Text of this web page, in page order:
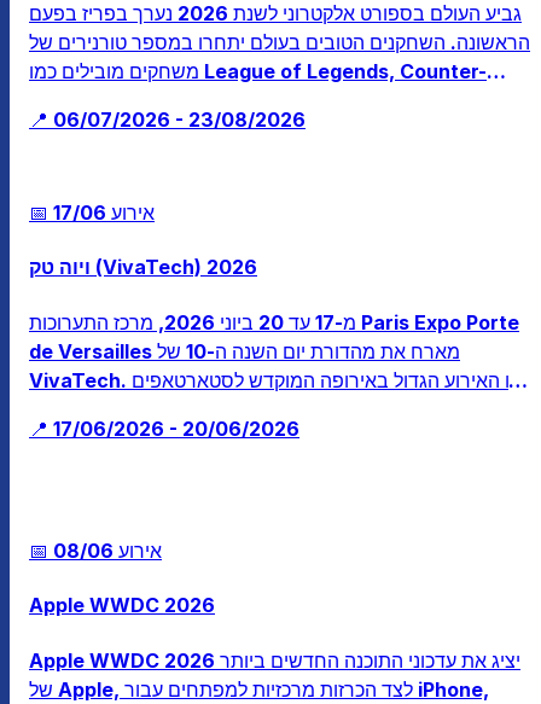
גביע העולם בספורט אלקטרוני לשנת 2026 נערך בפריז בפעם
הראשונה. השחקנים הטובים בעולם יתחרו במספר טורנירים של
משחקים מובילים כמו League of Legends, Counter-
📍 06/07/2026 - 23/08/2026
📅 אירוע 17/06
ויוה טק (VivaTech) 2026
מ-17 עד 20 ביוני 2026, מרכז התערוכות Paris Expo Porte
de Versailles מארח את מהדורת יום השנה ה-10 של
VivaTech. זהו האירוע הגדול באירופה המוקדש לסטארטאפים
📍 17/06/2026 - 20/06/2026
📅 אירוע 08/06
Apple WWDC 2026
Apple WWDC 2026 יציג את עדכוני התוכנה החדשים ביותר
של Apple, לצד הכרזות מרכזיות למפתחים עבור iPhone,